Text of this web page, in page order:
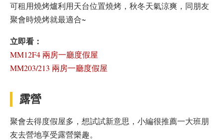
可租用燒烤爐利用天台位置燒烤，秋冬天氣涼爽，同朋友
聚會時燒烤就最適合~
立即看：
MM12F4 兩房一廳度假屋
MM203/213 兩房一廳度假屋
露營
聚會去得度假屋多，想試試新意思，小編很推薦一大班朋
友去營地享受露營樂趣。